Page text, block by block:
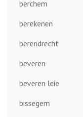
berchem
berekenen
berendrecht
beveren
beveren leie
bissegem